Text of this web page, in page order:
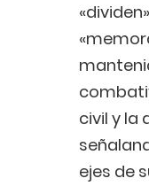
civil y la
ejes de